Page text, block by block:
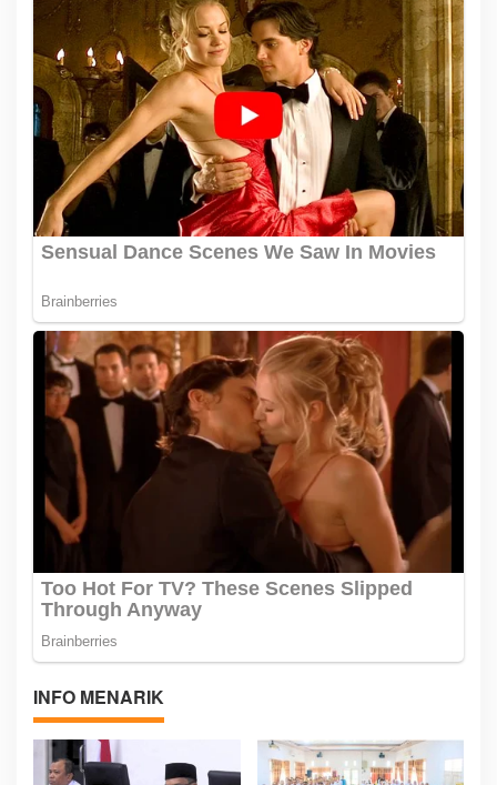
INFO MENARIK